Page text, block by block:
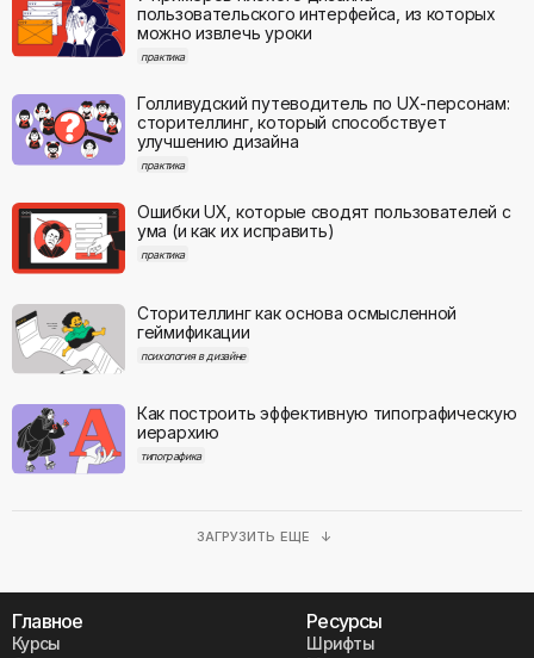
пользовательского интерфейса, из которых
можно извлечь уроки
практика
Голливудский путеводитель по UX-персонам:
сторителлинг, который способствует
улучшению дизайна
практика
Ошибки UX, которые сводят пользователей с
ума (и как их исправить)
практика
Сторителлинг как основа осмысленной
геймификации
психология в дизайне
Как построить эффективную типографическую
иерархию
типографика
ЗАГРУЗИТЬ ЕЩЕ ↓
Главное
Курсы
Ресурсы
Шрифты